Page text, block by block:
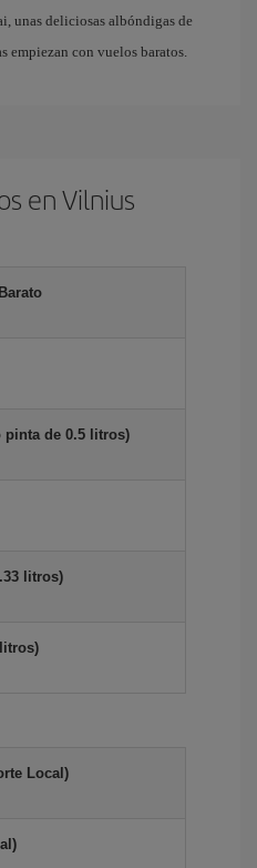
unas deliciosas albóndigas de
empiezan con vuelos baratos.
en Vilnius
pinta de 0.5 litros)
litros)
Local)